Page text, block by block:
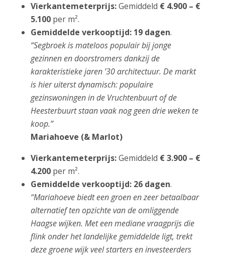
Vierkantemeterprijs:Gemiddeld € 4.900 – €
5.100per m².
Gemiddelde verkooptijd: 19 dagen.
“Segbroek is mateloos populair bij jonge
gezinnen en doorstromers dankzij de
karakteristieke jaren ’30 architectuur. De markt
is hier uiterst dynamisch: populaire
gezinswoningen in de Vruchtenbuurt of de
Heesterbuurt staan vaak nog geen drie weken te
koop.”
Mariahoeve (& Marlot)
Vierkantemeterprijs:Gemiddeld € 3.900 – €
4.200per m².
Gemiddelde verkooptijd: 26 dagen.
“Mariahoeve biedt een groen en zeer betaalbaar
alternatief ten opzichte van de omliggende
Haagse wijken. Met een mediane vraagprijs die
flink onder het landelijke gemiddelde ligt, trekt
deze groene wijk veel starters en investeerders